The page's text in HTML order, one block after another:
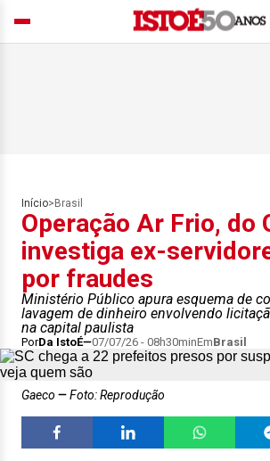
Início> Brasil
Operação Ar Frio, do
investiga ex-
por fraudes
Ministério Público apura esquema de
lavagem de dinheiro envolvendo
na capital paulista
PorDa IstoÉ 07/07/26 - 08h30minEmBrasil
Gaeco Foto: Reprodução